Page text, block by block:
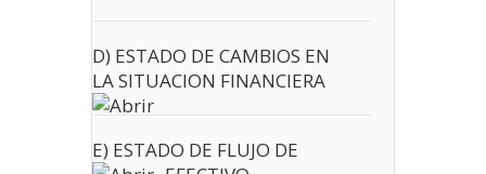
D) ESTADO DE CAMBIOS EN
LA SITUACION FINANCIERA
E) ESTADO DE FLUJO DE